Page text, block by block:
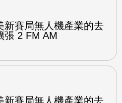
新賽局無人機產業的去
張 2 FM AM
新賽局無人機產業的去